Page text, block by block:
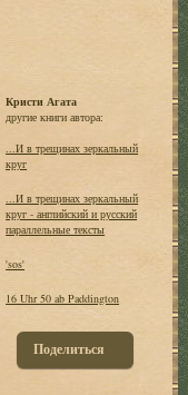
Кристи Агата
другие книги автора:
...И в трещинах зеркальный
круг
...И в трещинах зеркальный
круг - английский и русский
параллельные тексты
'sos'
16 Uhr 50 ab Paddington
Поделиться